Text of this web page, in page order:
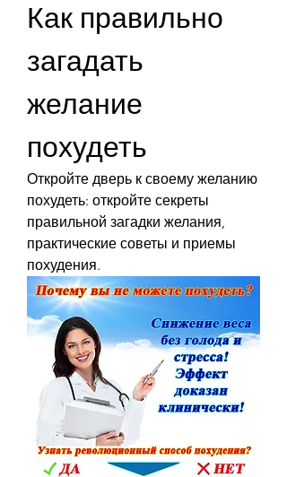
Как правильно
загадать
желание
похудеть
Откройте дверь к своему желанию
похудеть: откройте секреты
правильной загадки желания,
практические советы и приемы
похудения.